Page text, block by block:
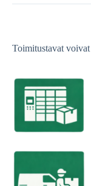
Toimitustavat